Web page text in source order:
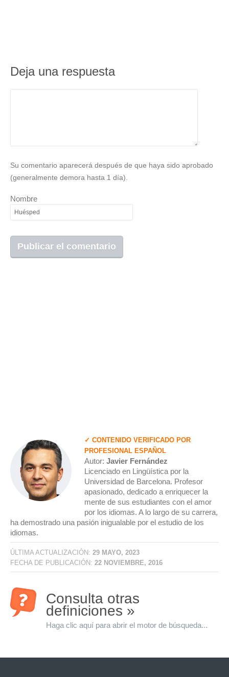
Deja una respuesta
Su comentario aparecerá después de que haya sido aprobado
(generalmente demora hasta 1 día).
Nombre
✓ CONTENIDO VERIFICADO POR
PROFESIONAL ESPAÑOL
Autor: Javier Fernández
Licenciado en Lingüística por la
Universidad de Barcelona. Profesor
apasionado, dedicado a enriquecer la
mente de sus estudiantes con el amor
por los idiomas. A lo largo de su carrera,
ha demostrado una pasión inigualable por el estudio de los
idiomas.
ÚLTIMA ACTUALIZACIÓN: 29 MAYO, 2023
FECHA DE PUBLICACIÓN: 22 NOVIEMBRE, 2016
Consulta otras
definiciones »
Haga clic aquí para abrir el motor de búsqueda...